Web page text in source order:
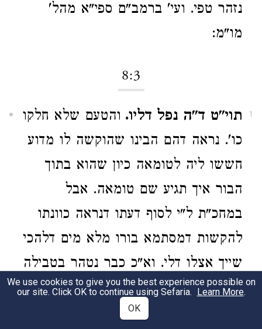
נזהר טפי. ועי' ברמב"ם ספי"א מהל'
מו"מ:
8:3
1 תוי"ט ד"ה נפל דליו. והטעם שלא חלקו
כו'. נראה דהם הבינו שהוקשה לו מדוע
חששו ליה לטומאה כיון שהוא בתוך
הבור איך תגיע שם טומאה. אבל
במחכ"ת ל"י לסוף דעתו דנראה כוונתו
להקשות דמסתמא בורו מלא מים דלהכי
שייך אצלו דלי. וא"כ כבר נטהר בטבילה
לזה מתרץ דשב ט"מ ומסיים עוד ויצטרך
הזאה ג' וז'. ובפי' הרא"ש הוסיף עוד ולא
We use cookies to give you the best experience possible on
our site. Click OK to continue using Sefaria. Learn More.
OK